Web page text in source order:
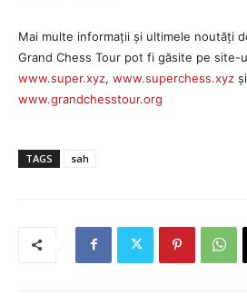
Mai multe informații și ultimele noutăți
Grand Chess Tour pot fi găsite pe site-
www.super.xyz, www.superchess.xyz și
www.grandchesstour.org
TAGS sah